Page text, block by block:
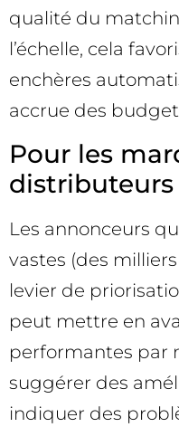
qualité du
l’échelle, cela
enchères
accrue des
Pour les
distributeurs
Les annonceurs
vastes (des
levier de
peut mettre en
performantes par
suggérer des
indiquer des